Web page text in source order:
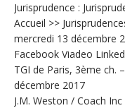
Jurisprudence :
Accueil >>
mercredi 13 décembre
Facebook Viadeo
TGI de Paris, 3ème ch.
décembre 2017
J.M. Weston / Coach